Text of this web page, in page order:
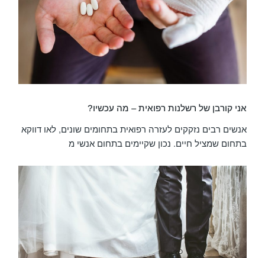
אני קורבן של רשלנות רפואית – מה עכשיו?
אנשים רבים נזקקים לעזרה רפואית בתחומים שונים, לאו דווקא
בתחום שמציל חיים. נכון שקיימים בתחום אנשי מ